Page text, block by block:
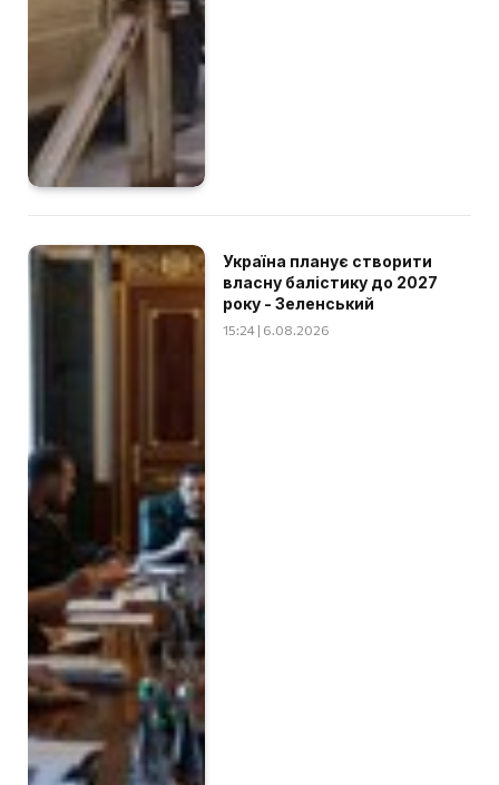
Україна планує створити
власну балістику до 2027
року - Зеленський
15:24 | 6.08.2026